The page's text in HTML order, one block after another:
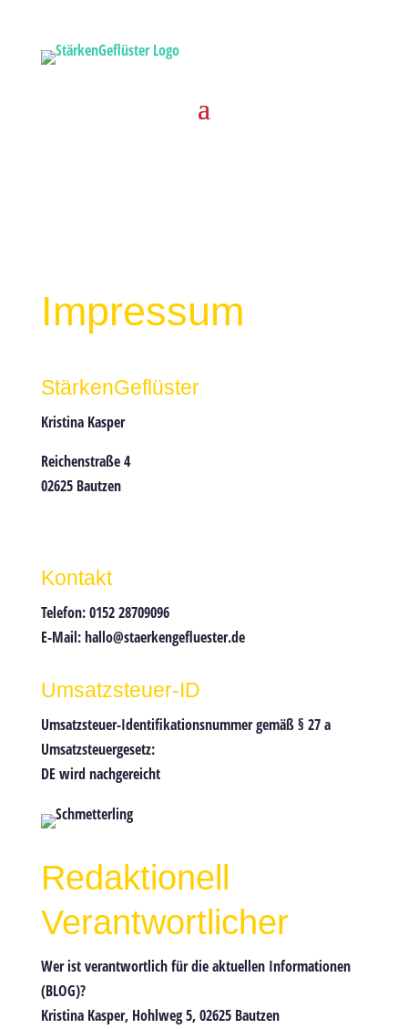
Impressum
StärkenGeflüster
Kristina Kasper
Reichenstraße 4
02625 Bautzen
Kontakt
Telefon: 0152 28709096
E-Mail: hallo@staerkengefluester.de
Umsatzsteuer-ID
Umsatzsteuer-Identifikationsnummer gemäß § 27 a
Umsatzsteuergesetz:
DE wird nachgereicht
Redaktionell
Verantwortlicher
Wer ist verantwortlich für die aktuellen Informationen
(BLOG)?
Kristina Kasper, Hohlweg 5, 02625 Bautzen